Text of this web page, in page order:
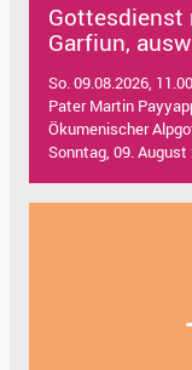
Gottesdienst
Garfiun,
So. 09.08.2026,
Pater Martin
Ökumenischer
Sonntag, 09.